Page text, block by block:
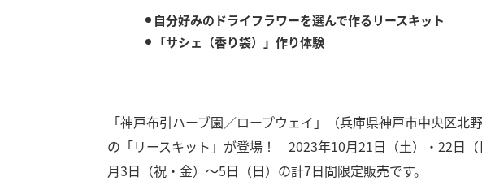
自分好みのドライフラワーを選んで作るリースキット
「サシェ（香り袋）」作り体験
「神戸布引ハーブ園／ロープウェイ」（兵庫県神戸市中央区北
の「リースキット」が登場！ 2023年10月21日（土）・22日
月3日（祝・金）～5日（日）の計7日間限定販売です。